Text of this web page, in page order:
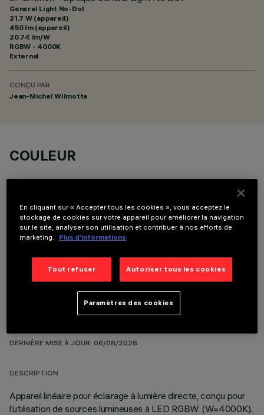
General Light No-Dot
21.7 W (appareil)
450 lm (appareil)
20.74 lm/W
RGBW - 4000K
External
CONÇU PAR
Jean-Michel Wilmotte
COULEUR
COMPOSANTS OPTIONNELS
DERNIÈRE MISE À JOUR: 06/08/2026
DESCRIPTION
Appareil linéaire pour éclairage à lumière directe, conçu pour
l’utilisation de sources lumineuses à LED RGBW (W=4000K).
En cliquant sur « Accepter tous les cookies », vous acceptez le
stockage de cookies sur votre appareil pour améliorer la navigation
sur le site, analyser son utilisation et contribuer à nos efforts de
marketing.
Plus d’informations
Tout refuser Autoriser tous les cookies
Paramètres des cookies